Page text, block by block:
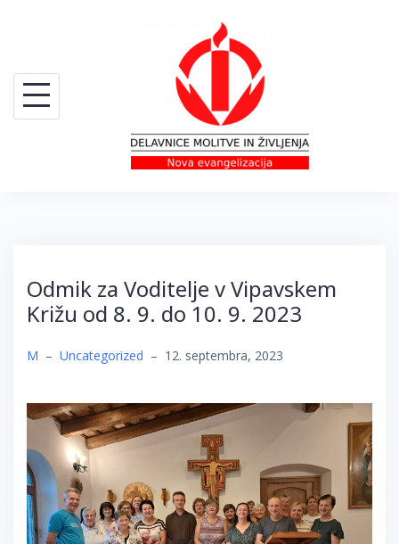
Odmik za Voditelje v Vipavskem
Križu od 8. 9. do 10. 9. 2023
M – Uncategorized – 12. septembra, 2023